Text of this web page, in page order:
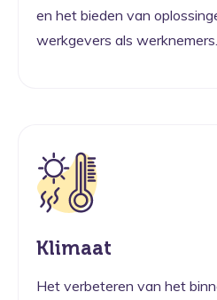
en het bieden van
werkgevers als werknemers.
Klimaat
Het verbeteren van het